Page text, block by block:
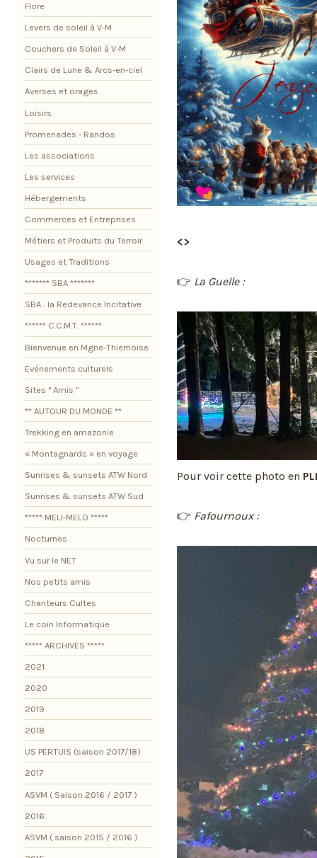
<>
👉 La Guelle :
Pour voir cette photo en
👉 Fafournoux :
Flore
Levers de soleil à V-M
Couchers de Soleil à V-M
Clairs de Lune & Arcs-en-ciel
Averses et orages
Loisirs
Promenades - Randos
Les associations
Les services
Hébergements
Commerces et Entreprises
Métiers et Produits du Terroir
Usages et Traditions
******* SBA *******
SBA : la Redevance Incitative
****** C.C.M.T. ******
Bienvenue en Mgne-Thiernoise
Evénements culturels
Sites " Amis "
** AUTOUR DU MONDE **
Trekking en amazonie
« Montagnards » en voyage
Sunrises & sunsets ATW Nord
Sunrises & sunsets ATW Sud
***** MELI-MELO *****
Nocturnes
Vu sur le NET
Nos petits amis
Chanteurs Cultes
Le coin Informatique
***** ARCHIVES *****
2021
2020
2019
2018
US PERTUIS (saison 2017/18)
2017
ASVM ( Saison 2016 / 2017 )
2016
ASVM ( saison 2015 / 2016 )